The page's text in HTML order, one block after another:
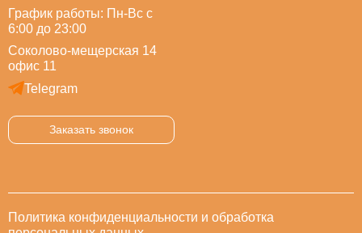
График работы: Пн-Вс с
6:00 до 23:00
Соколово-мещерская 14
офис 11
Telegram
Заказать звонок
Политика конфиденциальности и обработка